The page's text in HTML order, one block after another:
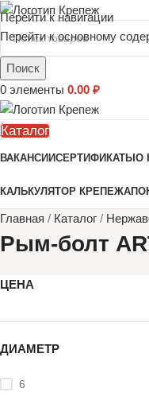
Перейти к навигации
Перейти к основному
Поиск
0 элементы 0.00 ₽
Каталог
ВАКАНСИИСЕРТИФИКАТЫ О
КАЛЬКУЛЯТОР КРЕПЕЖА
Главная / Каталог /
Рым-болт
ЦЕНА
ДИАМЕТР
6